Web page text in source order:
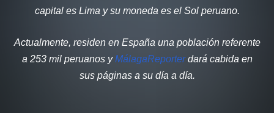
capital es Lima y su moneda es el Sol peruano.
Actualmente, residen en España una población referente
a 253 mil peruanos yMálagaReporterdará cabida en
sus páginas a su día a día.